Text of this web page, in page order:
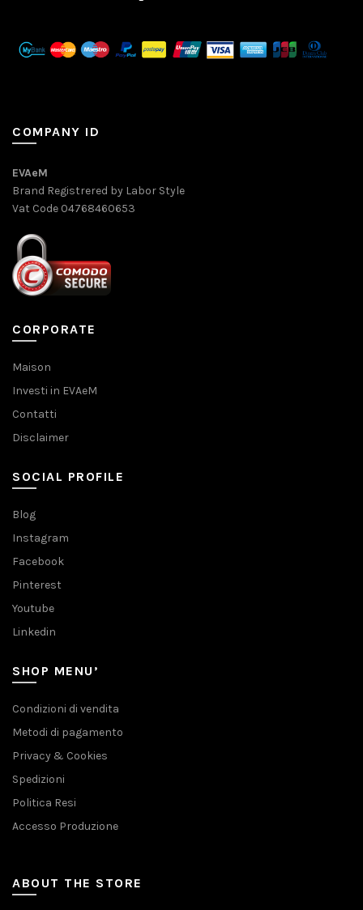
COMPANY ID
EVAeM
Brand Registrered by Labor Style
Vat Code 04768460653
CORPORATE
Maison
Investi in EVAeM
Contatti
Disclaimer
SOCIAL PROFILE
Blog
Instagram
Facebook
Pinterest
Youtube
Linkedin
SHOP MENU’
Condizioni di vendita
Metodi di pagamento
Privacy & Cookies
Spedizioni
Politica Resi
Accesso Produzione
ABOUT THE STORE